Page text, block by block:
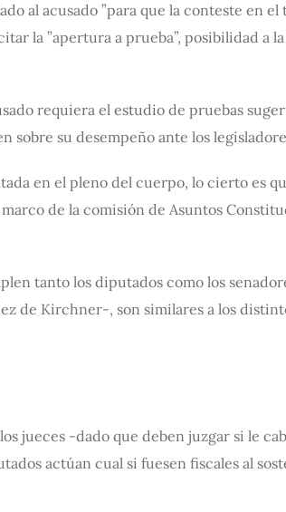
al acusado ”para que la conteste en el
la ”apertura a prueba”, posibilidad a
requiera el estudio de pruebas
su desempeño ante los
en el pleno del cuerpo, lo cierto es
de la comisión de Asuntos
tanto los diputados como los
de Kirchner-, son similares a los
jueces -dado que deben juzgar si le
actúan cual si fuesen fiscales al